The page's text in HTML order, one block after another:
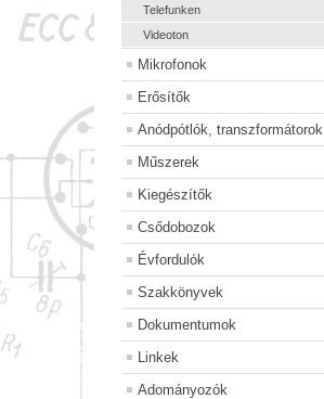
Telefunken
Videoton
Mikrofonok
Erősítők
Anódpótlók, transzformátorok
Műszerek
Kiegészítők
Csődobozok
Évfordulók
Szakkönyvek
Dokumentumok
Linkek
Adományozók